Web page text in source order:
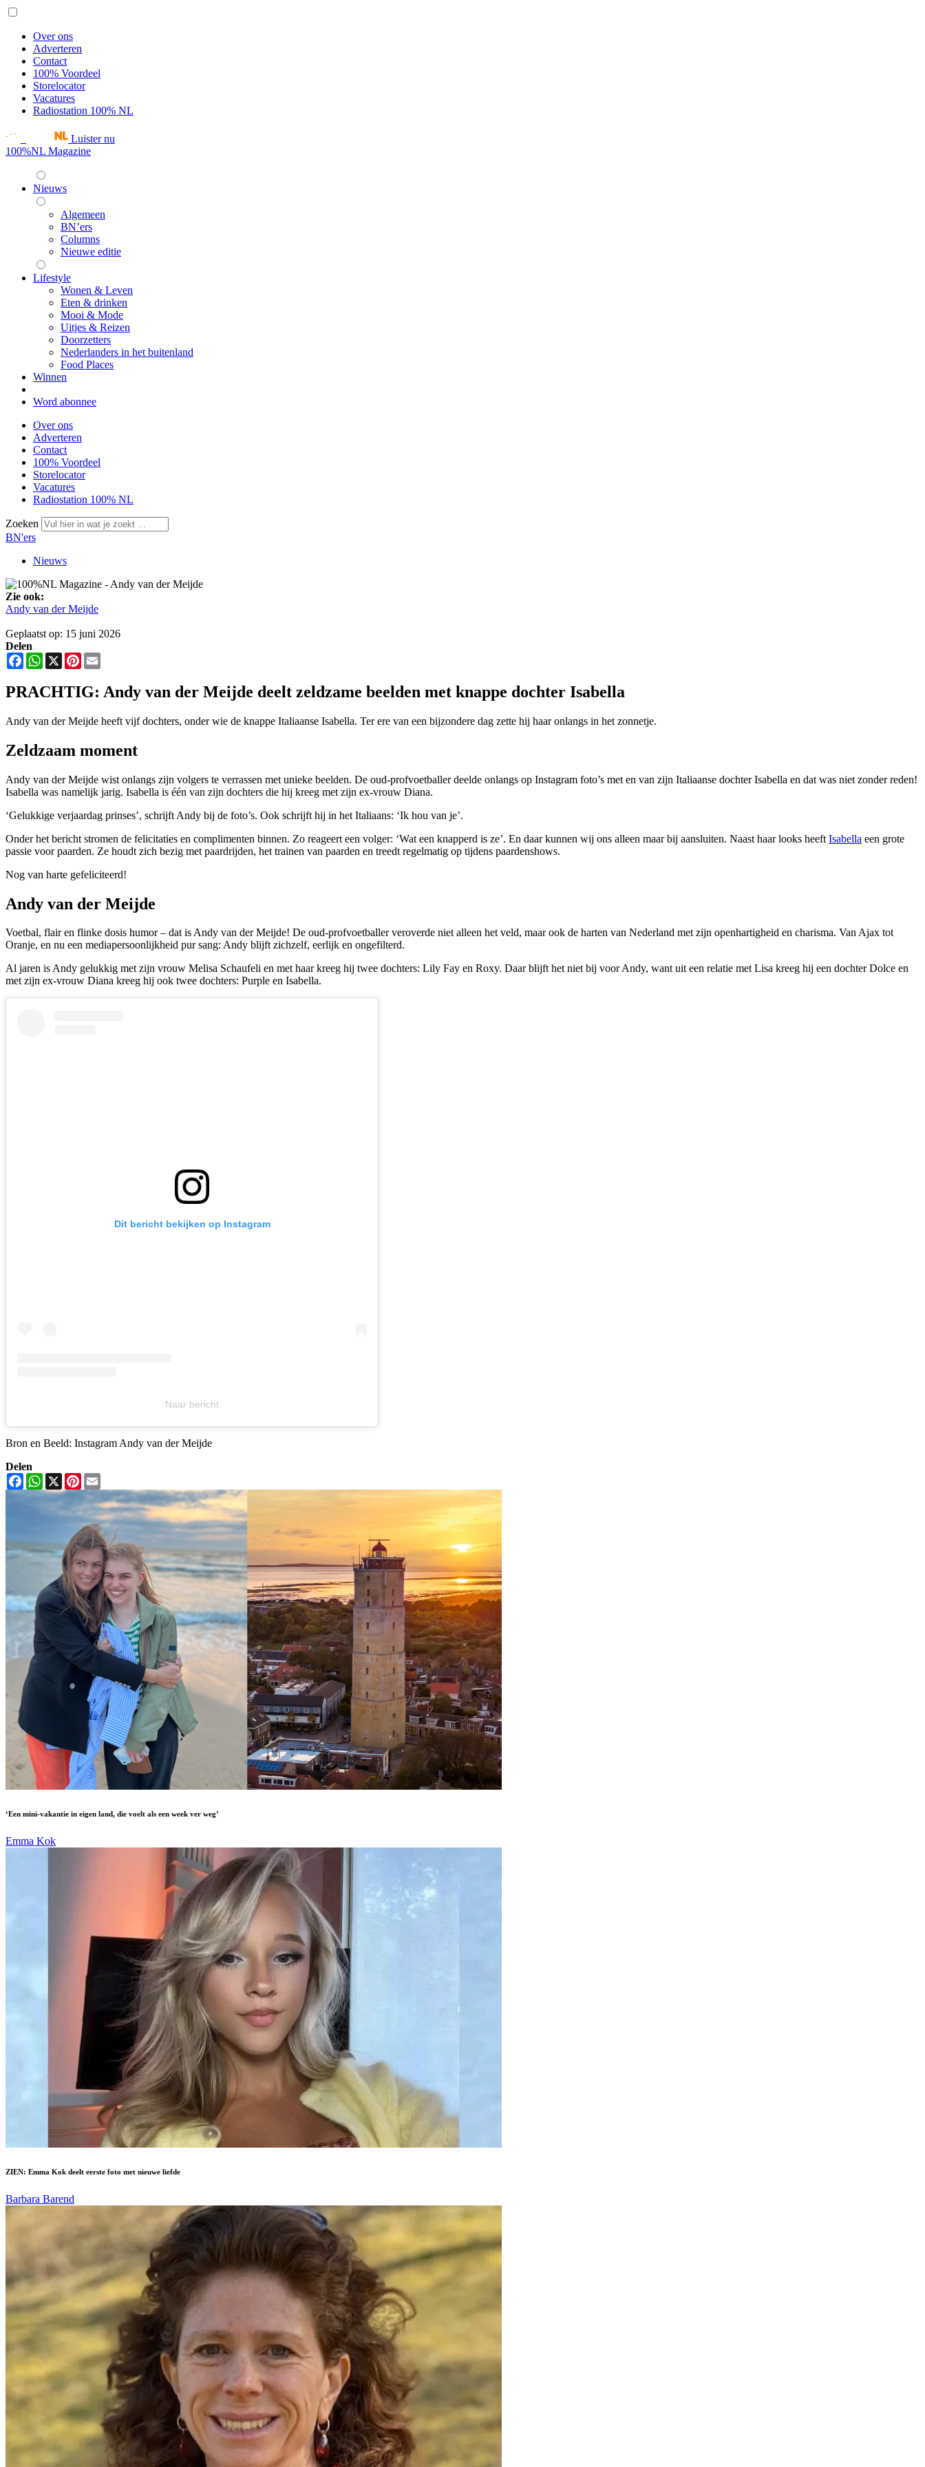
Over ons
Adverteren
Contact
100% Voordeel
Storelocator
Vacatures
Radiostation 100% NL
Luister nu
100%NL Magazine
Nieuws
Algemeen
BN’ers
Columns
Nieuwe editie
Lifestyle
Wonen & Leven
Eten & drinken
Mooi & Mode
Uitjes & Reizen
Doorzetters
Nederlanders in het buitenland
Food Places
Winnen
Word abonnee
Over ons
Adverteren
Contact
100% Voordeel
Storelocator
Vacatures
Radiostation 100% NL
Zoeken
BN'ers
Nieuws
Zie ook:
Andy van der Meijde
Geplaatst op: 15 juni 2026
Delen
FacebookWhatsApp
X Pinterest
PRACHTIG: Andy van der Meijde deelt zeldzame beelden met knappe dochter Isabella
Andy van der Meijde heeft vijf dochters, onder wie de knappe Italiaanse Isabella. Ter ere van een bijzondere dag zette hij haar onlangs in het zonnetje.
Zeldzaam moment
Andy van der Meijde wist onlangs zijn volgers te verrassen met unieke beelden. De oud-profvoetballer deelde onlangs op Instagram foto’s met en van zijn Italiaanse dochter Isabella en dat was niet zonder reden!
Isabella was namelijk jarig. Isabella is één van zijn dochters die hij kreeg met zijn ex-vrouw Diana.
‘Gelukkige verjaardag prinses’, schrijft Andy bij de foto’s. Ook schrijft hij in het Italiaans: ‘Ik hou van je’.
Onder het bericht stromen de felicitaties en complimenten binnen. Zo reageert een volger: ‘Wat een knapperd is ze’. En daar kunnen wij ons alleen maar bij aansluiten. Naast haar looks heeft Isabella een grote
passie voor paarden. Ze houdt zich bezig met paardrijden, het trainen van paarden en treedt regelmatig op tijdens paardenshows.
Nog van harte gefeliciteerd!
Andy van der Meijde
Voetbal, flair en flinke dosis humor – dat is Andy van der Meijde! De oud-profvoetballer veroverde niet alleen het veld, maar ook de harten van Nederland met zijn openhartigheid en charisma. Van Ajax tot
Oranje, en nu een mediapersoonlijkheid pur sang: Andy blijft zichzelf, eerlijk en ongefilterd.
Al jaren is Andy gelukkig met zijn vrouw Melisa Schaufeli en met haar kreeg hij twee dochters: Lily Fay en Roxy. Daar blijft het niet bij voor Andy, want uit een relatie met Lisa kreeg hij een dochter Dolce en
met zijn ex-vrouw Diana kreeg hij ook twee dochters: Purple en Isabella.
Dit bericht bekijken op Instagram
Naar bericht
Bron en Beeld: Instagram Andy van der Meijde
Delen
FacebookWhatsApp
X Pinterest
‘Een mini-vakantie in eigen land, die voelt als een week ver weg’
Emma Kok
ZIEN: Emma Kok deelt eerste foto met nieuwe liefde
Barbara Barend